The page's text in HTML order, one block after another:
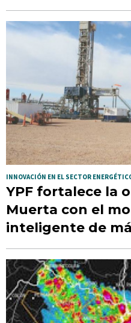
INNOVACIÓN EN EL SECTOR
YPF fortalece la
Muerta con el
inteligente de